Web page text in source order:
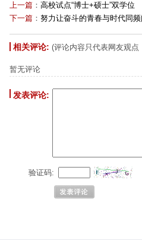
上一篇 ： 高校试点“博士+硕士”双学位
下一篇 ： 努力让奋斗的青春与时代同频
相关评论: (评论内容只代表网友观点
暂无评论
发表评论:
验证码: